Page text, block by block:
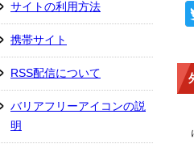
サイトの利用方法
携帯サイト
RSS配信について
バリアフリーアイコンの説
明